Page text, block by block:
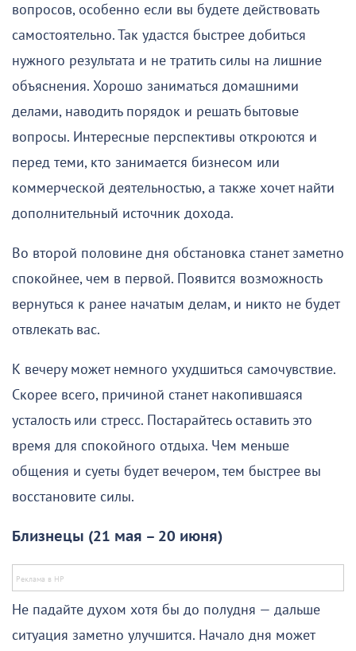
вопросов, особенно если вы будете действовать
самостоятельно. Так удастся быстрее добиться
нужного результата и не тратить силы на лишние
объяснения. Хорошо заниматься домашними
делами, наводить порядок и решать бытовые
вопросы. Интересные перспективы откроются и
перед теми, кто занимается бизнесом или
коммерческой деятельностью, а также хочет найти
дополнительный источник дохода.
Во второй половине дня обстановка станет заметно
спокойнее, чем в первой. Появится возможность
вернуться к ранее начатым делам, и никто не будет
отвлекать вас.
К вечеру может немного ухудшиться самочувствие.
Скорее всего, причиной станет накопившаяся
усталость или стресс. Постарайтесь оставить это
время для спокойного отдыха. Чем меньше
общения и суеты будет вечером, тем быстрее вы
восстановите силы.
Близнецы (21 мая – 20 июня)
Не падайте духом хотя бы до полудня — дальше
ситуация заметно улучшится. Начало дня может